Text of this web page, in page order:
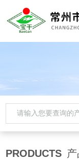
PRODUCTS